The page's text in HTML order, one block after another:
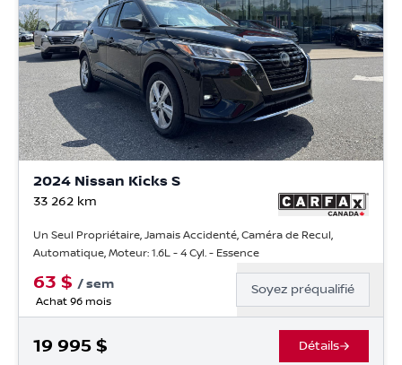
2024 Nissan Kicks S
33 262 km
Un Seul Propriétaire, Jamais Accidenté, Caméra de Recul,
Automatique, Moteur: 1.6L - 4 Cyl. - Essence
63 $ /sem
Achat 96 mois
Soyez préqualifié
19 995 $ Détails